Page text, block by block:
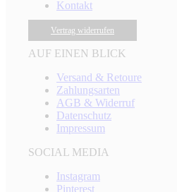
Kontakt
Vertrag widerrufen
AUF EINEN BLICK
Versand & Retoure
Zahlungsarten
AGB & Widerruf
Datenschutz
Impressum
SOCIAL MEDIA
Instagram
Pinterest